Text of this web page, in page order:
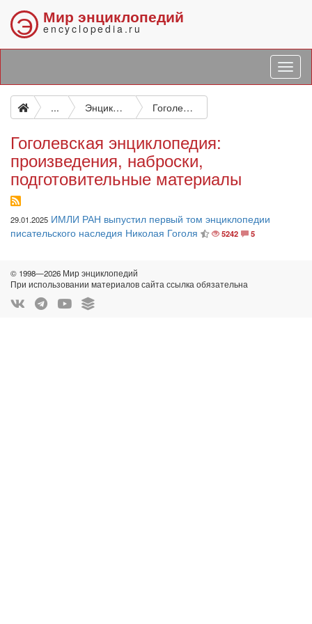
Э Мир энциклопедий
encyclopedia.ru
... Энциклопедические новости Гоголевская энциклопедия: произведения, наброски, подготовительные материалы
Гоголевская энциклопедия:
произведения, наброски,
подготовительные материалы
29.01.2025 ИМЛИ РАН выпустил первый том энциклопедии
писательского наследия Николая Гоголя
5242 5
© 1998—2026 Мир энциклопедий
При использовании материалов сайта ссылка обязательна